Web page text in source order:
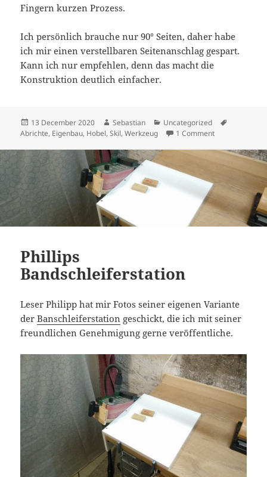
Fingern kurzen Prozess.
Ich persönlich brauche nur 90° Seiten, daher habe
ich mir einen verstellbaren Seitenanschlag gespart.
Kann ich nur empfehlen, denn das macht die
Konstruktion deutlich einfacher.
Posted
on
13 December 2020 Author
Sebastian Categories
Uncategorized
Abrichte, Eigenbau, Hobel,Skil,Werkzeug 1 Commenton Abrichte
Phillips
Bandschleiferstation
Leser Philipp hat mir Fotos seiner eigenen Variante
derBanschleiferstation geschickt, die ich mit seiner
freundlichen Genehmigung gerne veröffentliche.